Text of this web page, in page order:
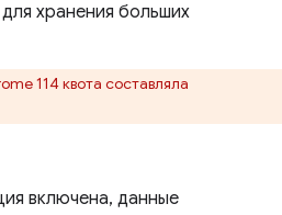
хранения больших
114 квота составляла
включена, данные